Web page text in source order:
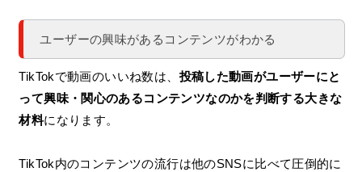
ユーザーの興味があるコンテンツがわかる
TikTokで動画のいいね数は、 投稿した動画がユーザーにと
って興味・関心のあるコンテンツなのかを判断する大きな
材料になります。
TikTok内のコンテンツの流行は他のSNSに比べて圧倒的に